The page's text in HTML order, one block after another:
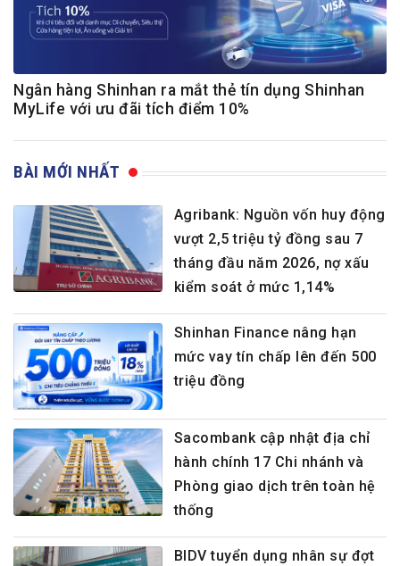
Ngân hàng Shinhan ra mắt thẻ tín dụng Shinhan
MyLife với ưu đãi tích điểm 10%
BÀI MỚI NHẤT
Agribank: Nguồn vốn huy động
vượt 2,5 triệu tỷ đồng sau 7
tháng đầu năm 2026, nợ xấu
kiểm soát ở mức 1,14%
Shinhan Finance nâng hạn
mức vay tín chấp lên đến 500
triệu đồng
Sacombank cập nhật địa chỉ
hành chính 17 Chi nhánh và
Phòng giao dịch trên toàn hệ
thống
BIDV tuyển dụng nhân sự đợt